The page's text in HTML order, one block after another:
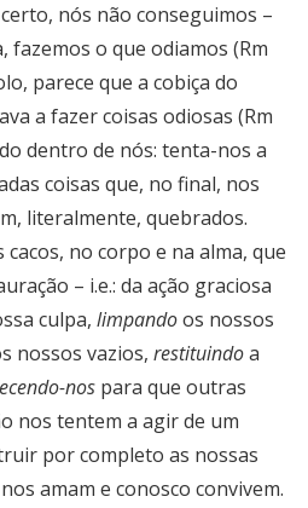
nós não conseguimos –
fazemos o que odiamos (Rm
parece que a cobiça do
a fazer coisas odiosas (Rm
dentro de nós: tenta-nos a
coisas que, no final, nos
literalmente, quebrados.
no corpo e na alma, que
– i.e.: da ação graciosa
culpa, limpandoos nossos
nossos vazios, restituindoa
nos para que outras
nos tentem a agir de um
por completo as nossas
amam e conosco convivem.